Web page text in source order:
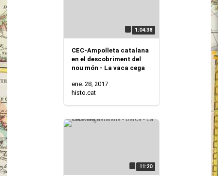
1:04:38
CEC-Ampolleta catalana
en el descobriment del
nou món - La vaca cega
ene. 28, 2017
histo.cat
11:20